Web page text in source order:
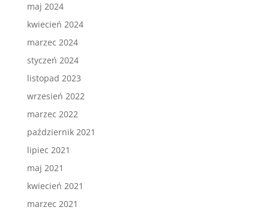
maj 2024
kwiecień 2024
marzec 2024
styczeń 2024
listopad 2023
wrzesień 2022
marzec 2022
październik 2021
lipiec 2021
maj 2021
kwiecień 2021
marzec 2021